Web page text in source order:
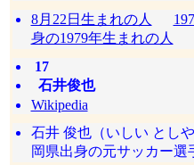
8月22日生まれの人
身の1979年生まれの人
17
石井俊也
Wikipedia
石井 俊也（いしい とし
岡県出身の元サッカー選